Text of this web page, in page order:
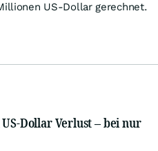
US-Dollar gerechnet.
Dollar Verlust – bei nur